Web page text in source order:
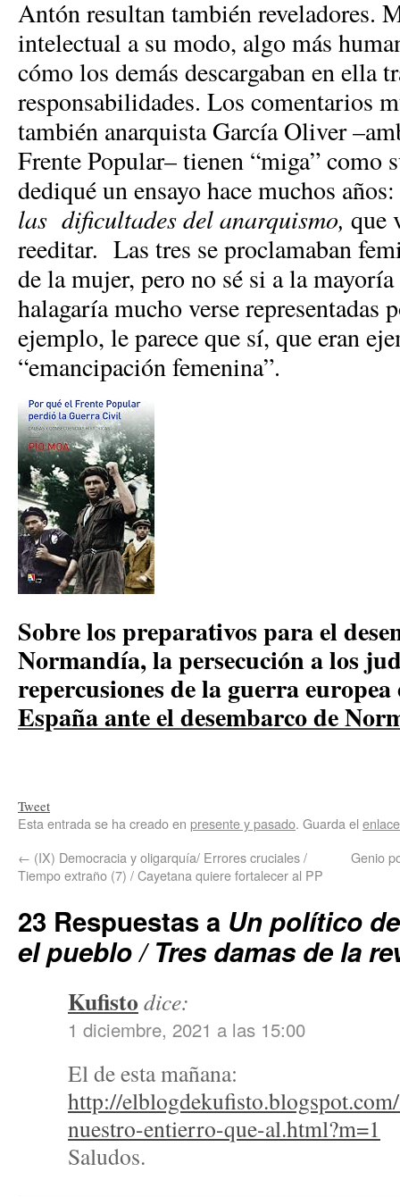
Antón resultan también reveladores.
intelectual a su modo, algo más
cómo los demás descargaban en ella
responsabilidades. Los comentarios
también anarquista García Oliver
Frente Popular– tienen “miga”
dediqué un ensayo hace muchos años:
las dificultades del anarquismo, que
reeditar. Las tres se proclamaban
de la mujer, pero no sé si a la
halagaría mucho verse representadas
ejemplo, le parece que sí, que eran
“emancipación femenina”.
Sobre los preparativos para el
Normandía, la persecución a los
repercusiones de la guerra
España ante el desembarco de
Tweet
Esta entrada se ha creado en presente y pasado. Guarda el
← (IX) Democracia y oligarquía/ Errores cruciales /
Tiempo extraño (7) / Cayetana quiere fortalecer al PP
Genio
23 Respuestas a Un político
el pueblo / Tres damas de la
Kufisto dice:
1 diciembre, 2021 a las 15:00
El de esta mañana:
http://
nuestro-entierro-que-al.html?m=1
Saludos.